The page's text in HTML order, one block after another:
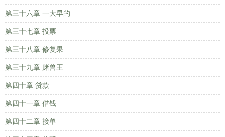
第三十六章 一大早的
第三十七章 投票
第三十八章 修复果
第三十九章 赌兽王
第四十章 贷款
第四十一章 借钱
第四十二章 接单